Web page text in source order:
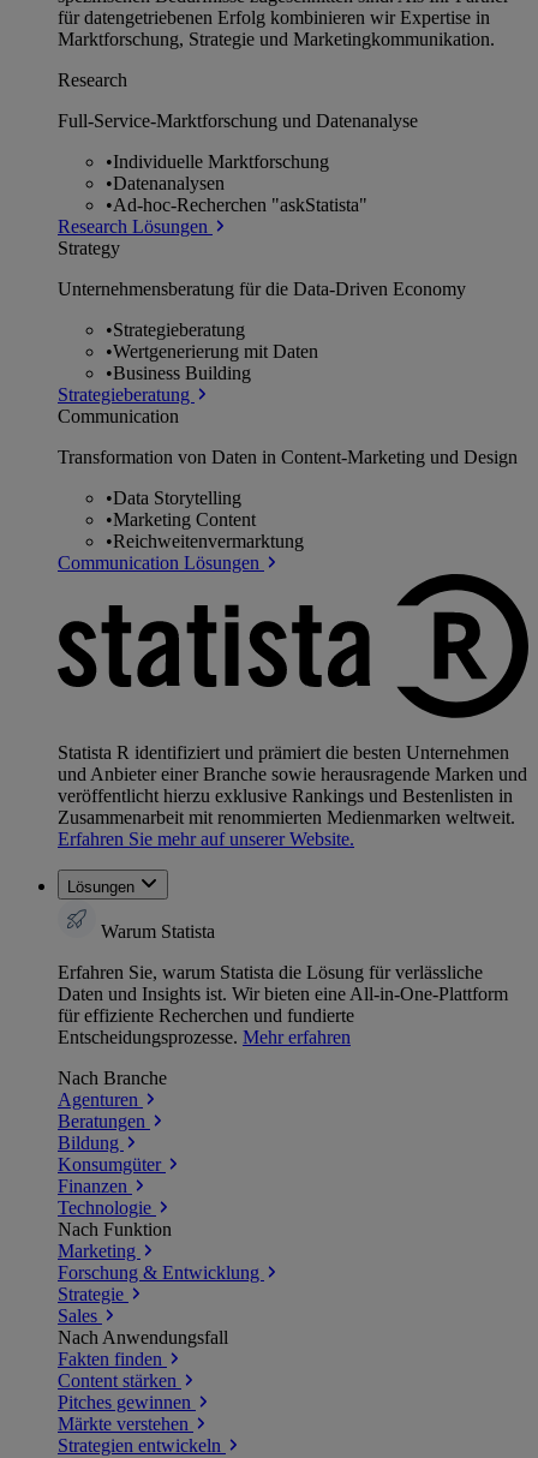
für datengetriebenen Erfolg kombinieren wir Expertise in
Marktforschung, Strategie und Marketingkommunikation.
Research
Full-Service-Marktforschung und Datenanalyse
•Individuelle Marktforschung
•Datenanalysen
•Ad-hoc-Recherchen "askStatista"
Research Lösungen
Strategy
Unternehmens­beratung für die Data-Driven Economy
•Strategieberatung
•Wertgenerierung mit Daten
•Business Building
Strategieberatung
Communication
Transformation von Daten in Content-Marketing und Design
•Data Storytelling
•Marketing Content
•Reichweitenvermarktung
Communication Lösungen
Statista R identifiziert und prämiert die besten Unternehmen
und Anbieter einer Branche sowie herausragende Marken und
veröffentlicht hierzu exklusive Rankings und Bestenlisten in
Zusammenarbeit mit renommierten Medienmarken weltweit.
Erfahren Sie mehr auf unserer Website.
Lösungen
Warum Statista
Erfahren Sie, warum Statista die Lösung für verlässliche
Daten und Insights ist. Wir bieten eine All-in-One-Plattform
für effiziente Recherchen und fundierte
Entscheidungsprozesse. Mehr erfahren
Nach Branche
Agenturen
Beratungen
Bildung
Konsumgüter
Finanzen
Technologie
Nach Funktion
Marketing
Forschung & Entwicklung
Strategie
Sales
Nach Anwendungsfall
Fakten finden
Content stärken
Pitches gewinnen
Märkte verstehen
Strategien entwickeln